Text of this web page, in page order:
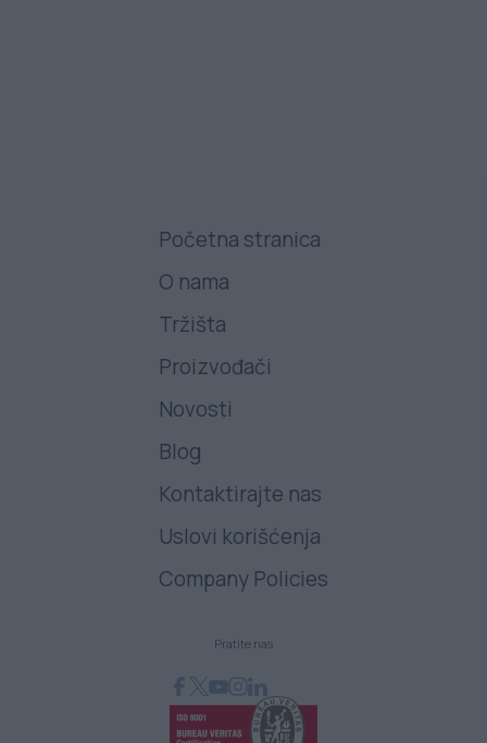
Početna stranica
O nama
Tržišta
Proizvođači
Novosti
Blog
Kontaktirajte nas
Uslovi korišćenja
Company Policies
Pratite nas